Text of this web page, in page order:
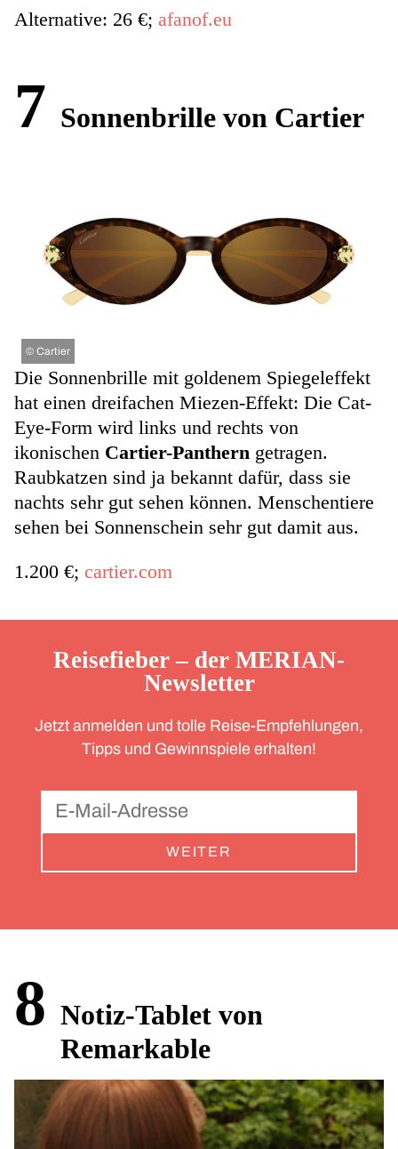
Alternative: 26 €; afanof.eu
7 Sonnenbrille von Cartier
© Cartier
Die Sonnenbrille mit goldenem Spiegeleffekt
hat einen dreifachen Miezen-Effekt: Die Cat-
Eye-Form wird links und rechts von
ikonischen Cartier-Panthern getragen.
Raubkatzen sind ja bekannt dafür, dass sie
nachts sehr gut sehen können. Menschentiere
sehen bei Sonnenschein sehr gut damit aus.
1.200 €; cartier.com
Reisefieber – der MERIAN-
Newsletter
Jetzt anmelden und tolle Reise-Empfehlungen,
Tipps und Gewinnspiele erhalten!
WEITER
8 Notiz-Tablet von
Remarkable